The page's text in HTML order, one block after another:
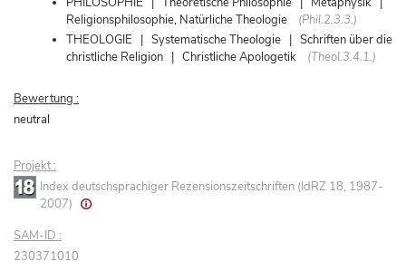
Religionsphilosophie, Natürliche Theologie
(Phil.2.3.3.)
THEOLOGIE | Systematische Theologie | Schriften über die
christliche Religion | Christliche Apologetik
(Theol.3.4.1.)
Bewertung :
neutral
Projekt :
Index deutschsprachiger Rezensionszeitschriften (IdRZ 18, 1987-
2007)
SAM-ID :
230371010